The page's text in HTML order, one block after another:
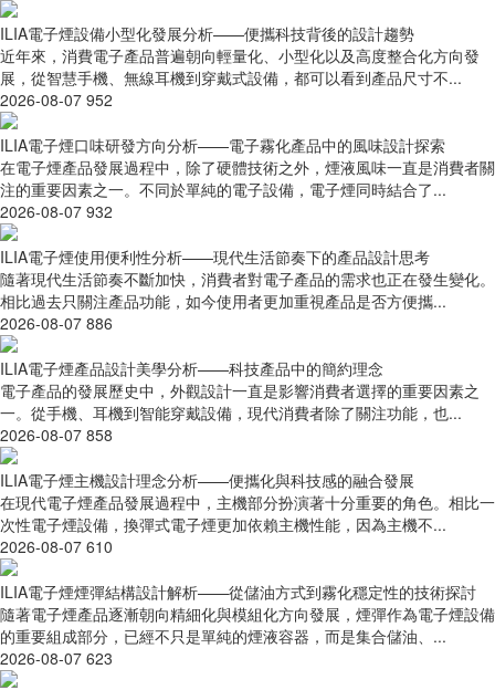
ILIA電子煙設備小型化發展分析——便攜科技背後的設計趨勢
近年來，消費電子產品普遍朝向輕量化、小型化以及高度整合化方向發
展，從智慧手機、無線耳機到穿戴式設備，都可以看到產品尺寸不...
2026-08-07 952
ILIA電子煙口味研發方向分析——電子霧化產品中的風味設計探索
在電子煙產品發展過程中，除了硬體技術之外，煙液風味一直是消費者關
注的重要因素之一。不同於單純的電子設備，電子煙同時結合了...
2026-08-07 932
ILIA電子煙使用便利性分析——現代生活節奏下的產品設計思考
隨著現代生活節奏不斷加快，消費者對電子產品的需求也正在發生變化。
相比過去只關注產品功能，如今使用者更加重視產品是否方便攜...
2026-08-07 886
ILIA電子煙產品設計美學分析——科技產品中的簡約理念
電子產品的發展歷史中，外觀設計一直是影響消費者選擇的重要因素之
一。從手機、耳機到智能穿戴設備，現代消費者除了關注功能，也...
2026-08-07 858
ILIA電子煙主機設計理念分析——便攜化與科技感的融合發展
在現代電子煙產品發展過程中，主機部分扮演著十分重要的角色。相比一
次性電子煙設備，換彈式電子煙更加依賴主機性能，因為主機不...
2026-08-07 610
ILIA電子煙煙彈結構設計解析——從儲油方式到霧化穩定性的技術探討
隨著電子煙產品逐漸朝向精細化與模組化方向發展，煙彈作為電子煙設備
的重要組成部分，已經不只是單純的煙液容器，而是集合儲油、...
2026-08-07 623